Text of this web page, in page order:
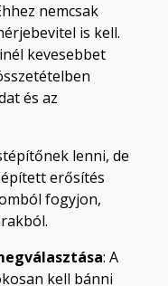
nemcsak
is kell.
kevesebbet
és az
lenni, de
erősítés
fogyjon,
: A
kell bánni